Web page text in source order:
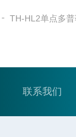
联系我们